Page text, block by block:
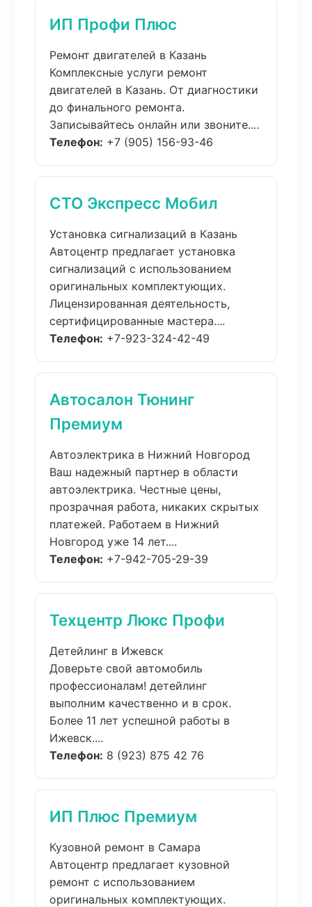
ИП Профи Плюс
Ремонт двигателей в Казань
Комплексные услуги ремонт
двигателей в Казань. От диагностики
до финального ремонта.
Записывайтесь онлайн или звоните....
Телефон: +7 (905) 156-93-46
СТО Экспресс Мобил
Установка сигнализаций в Казань
Автоцентр предлагает установка
сигнализаций с использованием
оригинальных комплектующих.
Лицензированная деятельность,
сертифицированные мастера....
Телефон: +7-923-324-42-49
Автосалон Тюнинг
Премиум
Автоэлектрика в Нижний Новгород
Ваш надежный партнер в области
автоэлектрика. Честные цены,
прозрачная работа, никаких скрытых
платежей. Работаем в Нижний
Новгород уже 14 лет....
Телефон: +7-942-705-29-39
Техцентр Люкс Профи
Детейлинг в Ижевск
Доверьте свой автомобиль
профессионалам! детейлинг
выполним качественно и в срок.
Более 11 лет успешной работы в
Ижевск....
Телефон: 8 (923) 875 42 76
ИП Плюс Премиум
Кузовной ремонт в Самара
Автоцентр предлагает кузовной
ремонт с использованием
оригинальных комплектующих.